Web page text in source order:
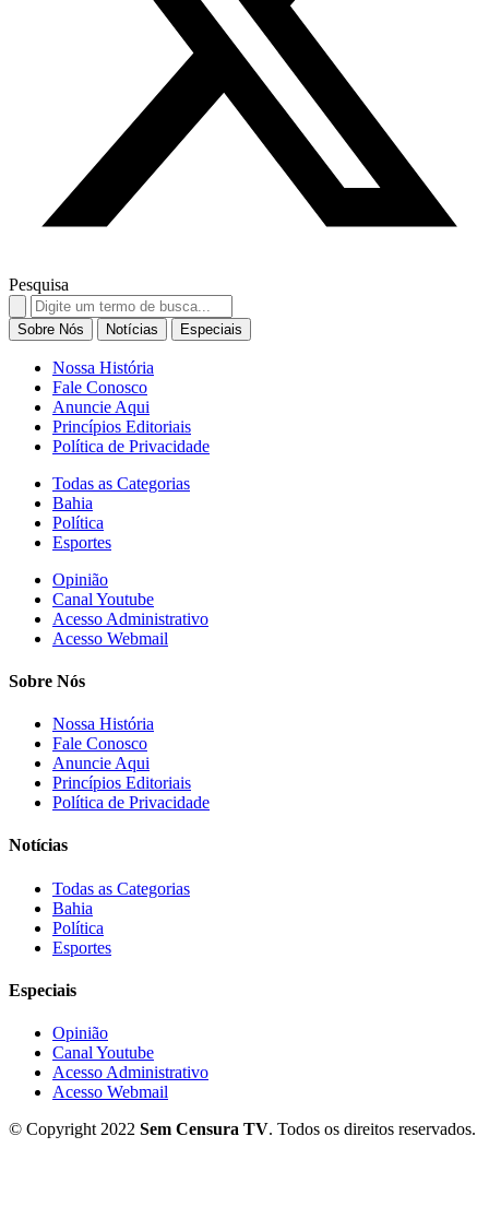
Pesquisa
Search
for:
Sobre Nós Notícias Especiais
Nossa História
Fale Conosco
Anuncie Aqui
Princípios Editoriais
Política de Privacidade
Todas as Categorias
Bahia
Política
Esportes
Opinião
Canal Youtube
Acesso Administrativo
Acesso Webmail
Sobre Nós
Nossa História
Fale Conosco
Anuncie Aqui
Princípios Editoriais
Política de Privacidade
Notícias
Todas as Categorias
Bahia
Política
Esportes
Especiais
Opinião
Canal Youtube
Acesso Administrativo
Acesso Webmail
© Copyright 2022 Sem Censura TV. Todos os direitos reservados.